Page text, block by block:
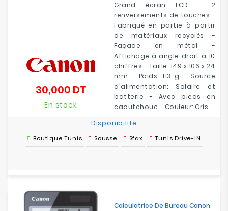
Grand écran LCD - 2
renversements de touches -
Fabriqué en partie à partir
de matériaux recyclés -
Façade en métal -
Affichage à angle droit à 10
chiffres - Taille: 149 x 106 x 24
mm - Poids: 113 g - Source
d'alimentation: Solaire et
batterie - Avec pieds en
caoutchouc - Couleur: Gris
30,000 DTPrix
En stock
Disponibilité
Boutique Tunis Sousse Sfax Tunis Drive-IN
Calculatrice De Bureau Canon